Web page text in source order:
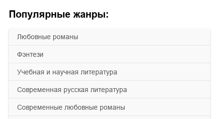
Популярные жанры:
любовные романы
фэнтези
учебная и научная литература
современная русская литература
современные любовные романы